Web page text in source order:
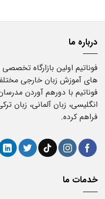
درباره ما
فوناتیم اولین بازارگاه
های آموزش زبان خارجی
فوناتیم با دورهم آوردن
انگلیسی، زبان آلمانی، زبان
فراهم کرده.
خدمات ما